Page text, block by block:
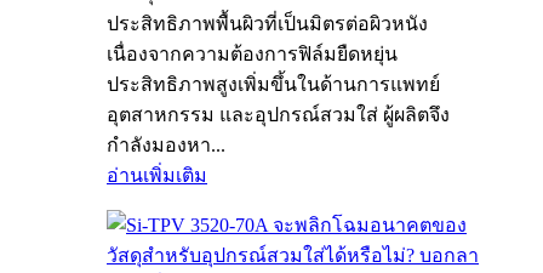
ประสิทธิภาพพื้นผิวที่เป็นมิตรต่อผิวหนัง
เนื่องจากความต้องการฟิล์มยืดหยุ่น
ประสิทธิภาพสูงเพิ่มขึ้นในด้านการแพทย์
อุตสาหกรรม และอุปกรณ์สวมใส่ ผู้ผลิตจึง
กำลังมองหา...
อ่านเพิ่มเติม